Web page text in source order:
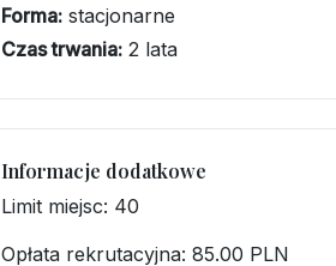
Forma: stacjonarne
Czas trwania: 2 lata
Informacje dodatkowe
Limit miejsc: 40
Opłata rekrutacyjna: 85.00 PLN